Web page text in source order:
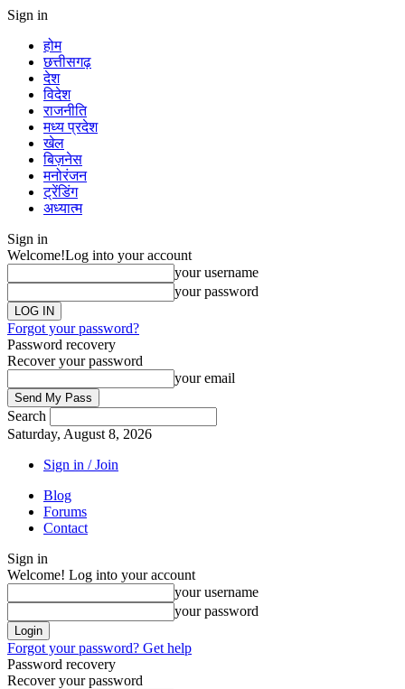
Sign in
होम
छत्तीसगढ़
देश
विदेश
राजनीति
मध्य प्रदेश
खेल
बिज़नेस
मनोरंजन
ट्रेंडिंग
अध्यात्म
Sign in
Welcome!Log into your account
your username
your password
Forgot your password?
Password recovery
Recover your password
your email
Search
Saturday, August 8, 2026
Sign in / Join
Blog
Forums
Contact
Sign in
Welcome! Log into your account
your username
your password
Forgot your password? Get help
Password recovery
Recover your password